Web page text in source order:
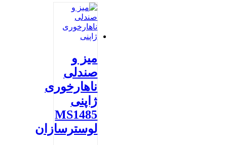
میز و
صندلی
ناهارخوری
ژاپنی
MS1485
لوسترسازان